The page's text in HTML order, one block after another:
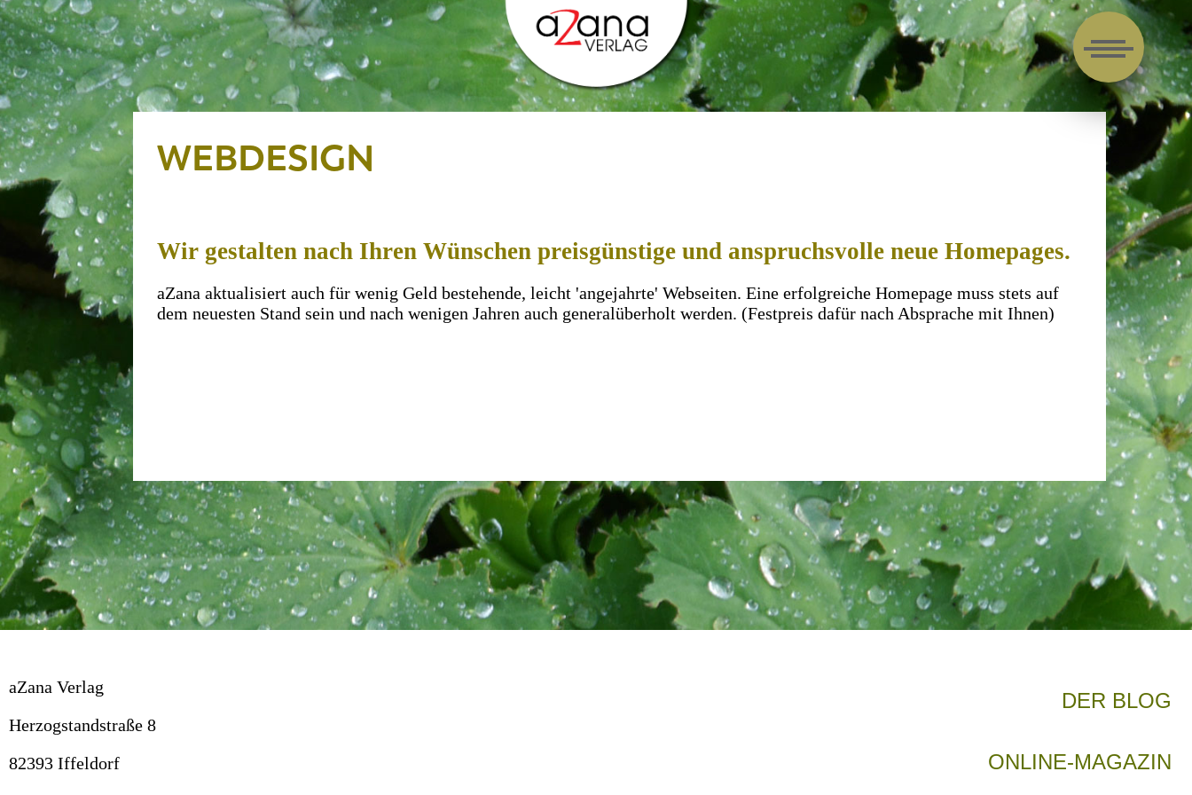
WEBDESIGN
Wir gestalten nach Ihren Wünschen preisgünstige und anspruchsvolle neue Homepages.
aZana aktualisiert auch für wenig Geld bestehende, leicht 'angejahrte' Webseiten. Eine erfolgreiche Homepage muss stets auf
dem neuesten Stand sein und nach wenigen Jahren auch generalüberholt werden. (Festpreis dafür nach Absprache mit Ihnen)
aZana Verlag
Herzogstandstraße 8
82393 Iffeldorf
DER BLOG
ONLINE-MAGAZIN